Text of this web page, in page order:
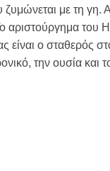
με τη γη.
του
ο σταθερός
την ουσία